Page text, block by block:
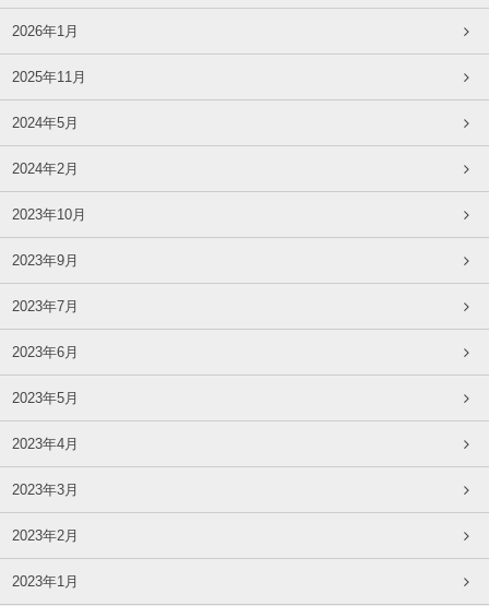
2026年1月
2025年11月
2024年5月
2024年2月
2023年10月
2023年9月
2023年7月
2023年6月
2023年5月
2023年4月
2023年3月
2023年2月
2023年1月